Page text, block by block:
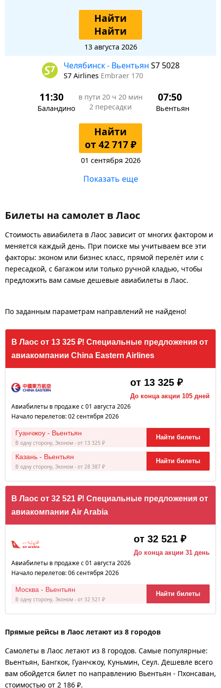
Найти
Найти
13 августа 2026
Челябинск - Вьентьян S7 5028
S7 Airlines Embraer 170
11:30
Баландино
в пути 20 ч 20 мин
2 пересадки
07:50
Вьентьян
Найти
от 42 717 ₽
01 сентября 2026
Показать еще
Билеты на самолет в Лаос
Стоимость авиабилета в Лаос зависит от многих фактором и
меняется каждый день. При поиске мы учитываем все эти
факторы: эконом или бизнес класс, прямой перелёт или с
пересадкой, с багажом или только ручной кладью, чтобы
предложить вам самые дешевые авиабилеты в Лаос.
По заданным параметрам направлений не найдено!
В Лаос от 13 325 ₽! Специальные предложения от
авиакомпании China Eastern Airlines
от 13 325 ₽
До конца акции 105 дней
Авиабилеты в продаже с 01 августа 2026
Начало перелетов: 02 сентября 2026
Гуанчжоу - Вьентьян
В одну сторону, Эконом - от 13 325 ₽
Найти билеты
Казань - Вьентьян
В одну сторону, Эконом - от 28 387 ₽
Найти билеты
В Лаос от 32 521 ₽! Специальные предложения от
авиакомпании Air Arabia
от 32 521 ₽
До конца акции 31 день
Авиабилеты в продаже с 01 августа 2026
Начало перелетов: 06 сентября 2026
Москва - Вьентьян
В одну сторону, Эконом - от 32 521 ₽
Найти билеты
Прямые рейсы в Лаос летают из 8 городов
Самолеты в Лаос летают из 8 городов. Самые популярные:
Вьентьян, Бангкок, Гуанчжоу, Куньмин, Сеул. Дешевле всего
вам обойдется билет по направлению Вьентьян - Пхонсаван,
стоимостью от 2 186 ₽.